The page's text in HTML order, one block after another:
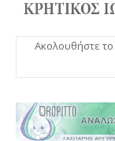
Ακολουθήστε το